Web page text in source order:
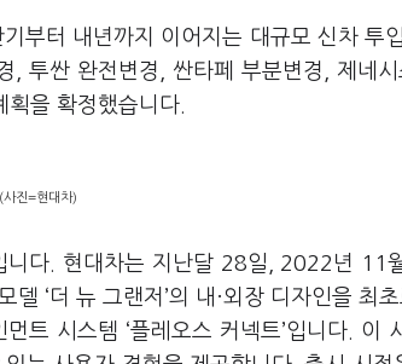
부터 내년까지 이어지는 대규모 신차 투
, 투싼 완전변경, 싼타페 부분변경, 제네
을 확정했습니다.
사진=현대차)
니다. 현대차는 지난달 28일, 2022년 11
델 ‘더 뉴 그랜저’의 내·외장 디자인을 최
트 시스템 ‘플레오스 커넥트’입니다. 이